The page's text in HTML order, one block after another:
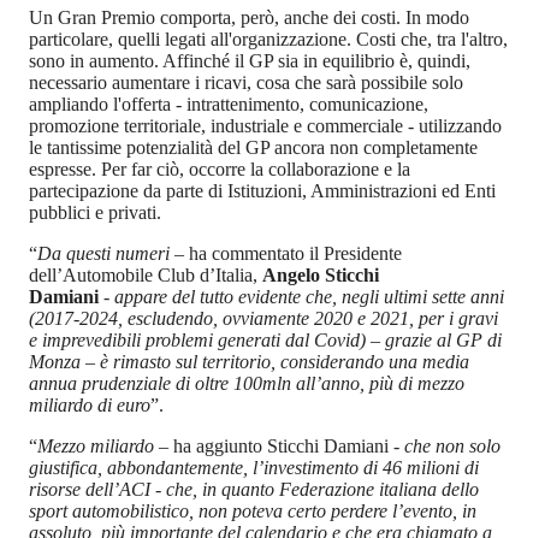
Un Gran Premio comporta, però, anche dei costi. In modo
particolare, quelli legati all'organizzazione. Costi che, tra l'altro,
sono in aumento. Affinché il GP sia in equilibrio è, quindi,
necessario aumentare i ricavi, cosa che sarà possibile solo
ampliando l'offerta - intrattenimento, comunicazione,
promozione territoriale, industriale e commerciale - utilizzando
le tantissime potenzialità del GP ancora non completamente
espresse. Per far ciò, occorre la collaborazione e la
partecipazione da parte di Istituzioni, Amministrazioni ed Enti
pubblici e privati.
“Da questi numeri – ha commentato il Presidente
dell’Automobile Club d’Italia, Angelo Sticchi
Damiani - appare del tutto evidente che, negli ultimi sette anni
(2017-2024, escludendo, ovviamente 2020 e 2021, per i gravi
e imprevedibili problemi generati dal Covid) – grazie al GP di
Monza – è rimasto sul territorio, considerando una media
annua prudenziale di oltre 100mln all’anno, più di mezzo
miliardo di euro”.
“Mezzo miliardo – ha aggiunto Sticchi Damiani - che non solo
giustifica, abbondantemente, l’investimento di 46 milioni di
risorse dell’ACI - che, in quanto Federazione italiana dello
sport automobilistico, non poteva certo perdere l’evento, in
assoluto, più importante del calendario e che era chiamato a